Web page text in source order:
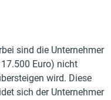
sind die Unternehmer
Euro) nicht
wird. Diese
sich der Unternehmer